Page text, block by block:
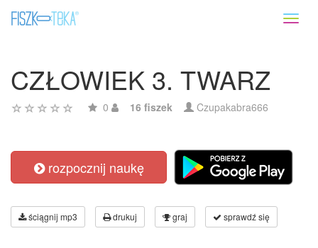
CZŁOWIEK 3. TWARZ
0 16 fiszek Czupakabra666
rozpocznij naukę
ściągnij mp3 drukuj graj sprawdź się